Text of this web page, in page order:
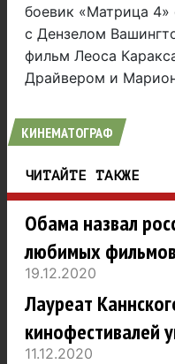
боевик «Матрица
с Дензелом
фильм Леоса
Драйвером и
КИНЕМАТОГРАФ
ЧИТАЙТЕ ТАКЖЕ
Обама назвал
любимых
19.12.2020
Лауреат
кинофестивалей
11.12.2020